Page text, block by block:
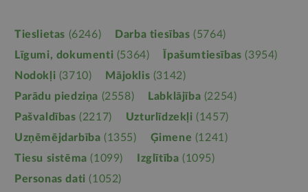
Tieslietas (6246) Darba tiesības (5764)
Līgumi, dokumenti (5364) Īpašumtiesības (3954)
Nodokļi (3710) Mājoklis (3142)
Parādu piedziņa (2558) Labklājība (2254)
Pašvaldības (2217) Uzturlīdzekļi (1457)
Uzņēmējdarbība (1355) Ģimene (1241)
Tiesu sistēma (1099) Izglītība (1095)
Personas dati (1052)